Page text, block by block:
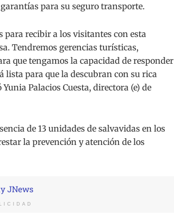
para su seguro transporte.
para recibir a los visitantes con esta
Tendremos gerencias turísticas,
que tengamos la capacidad de responder
para que la descubran con su rica
Palacios Cuesta, directora (e) de
de 13 unidades de salvavidas en los
la prevención y atención de los